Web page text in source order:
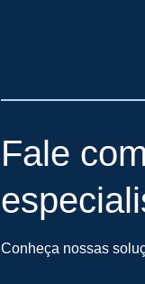
Fale
Conheça nossas